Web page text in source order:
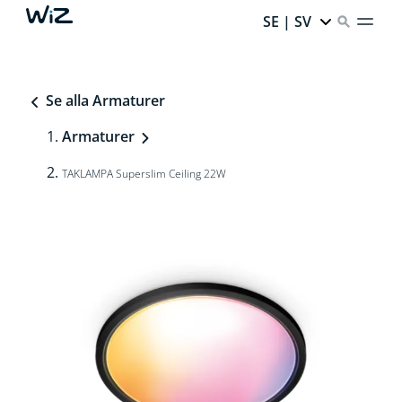
SE | SV
Se alla Armaturer
Armaturer
TAKLAMPA Superslim Ceiling 22W